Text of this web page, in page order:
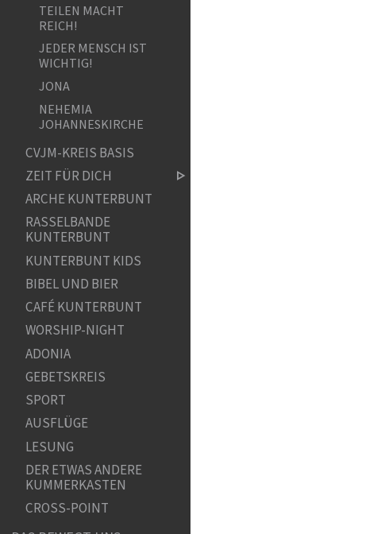
TEILEN MACHT
REICH!
JEDER MENSCH IST
WICHTIG!
JONA
NEHEMIA
JOHANNESKIRCHE
CVJM-KREIS BASIS
ZEIT FÜR DICH
ARCHE KUNTERBUNT
RASSELBANDE
KUNTERBUNT
KUNTERBUNT KIDS
BIBEL UND BIER
CAFÉ KUNTERBUNT
WORSHIP-NIGHT
ADONIA
GEBETSKREIS
SPORT
AUSFLÜGE
LESUNG
DER ETWAS ANDERE
KUMMERKASTEN
CROSS-POINT